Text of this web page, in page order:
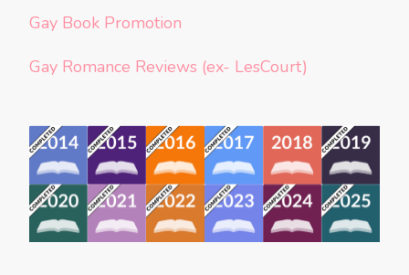
Gay Book Promotion
Gay Romance Reviews (ex- LesCourt)